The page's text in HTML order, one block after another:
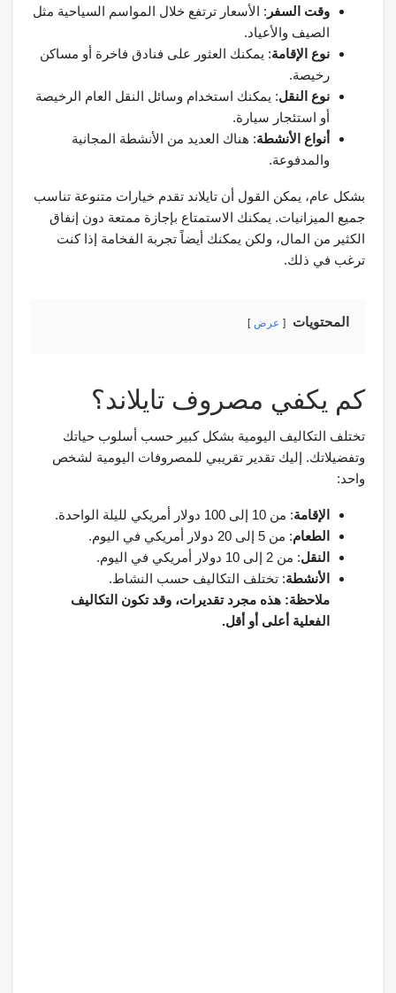
وقت السفر : الأسعار ترتفع خلال المواسم السياحية مثل
الصيف والأعياد.
نوع الإقامة: يمكنك العثور على فنادق فاخرة أو مساكن
رخيصة.
نوع النقل: يمكنك استخدام وسائل النقل العام الرخيصة
أو استئجار سيارة.
أنواع الأنشطة: هناك العديد من الأنشطة المجانية
والمدفوعة.
بشكل عام، يمكن القول أن تايلاند تقدم خيارات متنوعة تناسب
جميع الميزانيات. يمكنك الاستمتاع بإجازة ممتعة دون إنفاق
الكثير من المال، ولكن يمكنك أيضاً تجربة الفخامة إذا كنت
ترغب في ذلك.
المحتويات عرض
كم يكفي مصروف تايلاند؟
تختلف التكاليف اليومية بشكل كبير حسب أسلوب حياتك
وتفضيلاتك. إليك تقدير تقريبي للمصروفات اليومية لشخص
واحد:
الإقامة: من 10 إلى 100 دولار أمريكي لليلة الواحدة.
الطعام: من 5 إلى 20 دولار أمريكي في اليوم.
النقل: من 2 إلى 10 دولار أمريكي في اليوم.
الأنشطة: تختلف التكاليف حسب النشاط.
ملاحظة: هذه مجرد تقديرات، وقد تكون التكاليف
الفعلية أعلى أو أقل.